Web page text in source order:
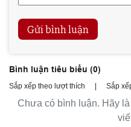
Gửi bình luận
Bình luận tiêu biểu (0)
Sắp xếp theo lượt thích Sắp
Chưa có bình luận. Hãy